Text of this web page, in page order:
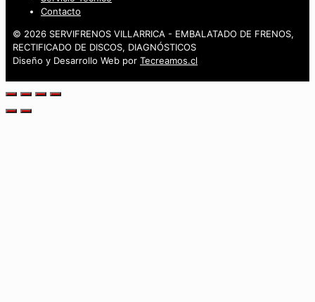
Contacto
© 2026 SERVIFRENOS VILLARRICA - EMBALATADO DE FRENOS,
RECTIFICADO DE DISCOS, DIAGNÓSTICOS
Diseño y Desarrollo Web por Tecreamos.cl